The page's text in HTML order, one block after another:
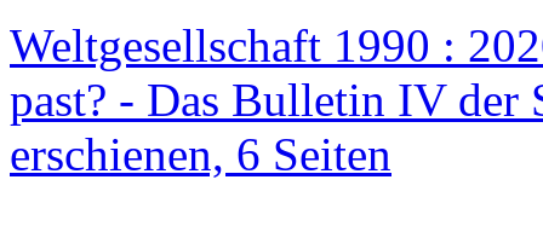
Weltgesellschaft 1990 :
past? - Das Bulletin IV der
erschienen, 6 Seiten